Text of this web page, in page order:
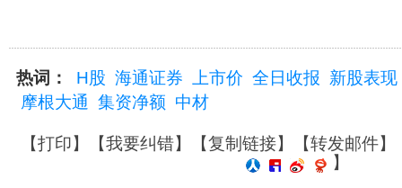
热词： H股 海通证券 上市价 全日收报 新股表现
摩根大通 集资净额 中材
【打印】【我要纠错】【复制链接】【转发邮件】
】